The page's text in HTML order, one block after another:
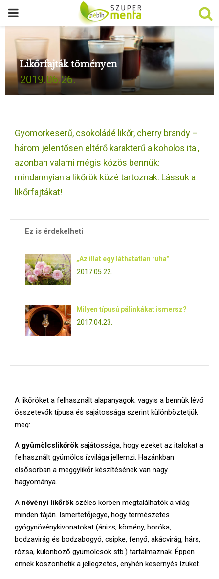
P
R
I
M
R
M
Likőrfajták töményen
2019.06.26.
Gyomorkeserű, csokoládé likőr, cherry brandy –
három jelentősen eltérő karakterű alkoholos ital,
azonban valami mégis közös bennük:
mindannyian a likőrök közé tartoznak. Lássuk a
likőrfajtákat!
Ez is érdekelheti
„Az illat egy láthatatlan ruha”
2017.05.22.
Milyen típusú pálinkákat ismersz?
2017.04.23.
A likőröket a felhasznált alapanyagok, vagyis a bennük lévő
összetevők típusa és sajátossága szerint különböztetjük
meg:
A gyümölcslikőrök sajátossága, hogy ezeket az italokat a
felhasznált gyümölcs ízvilága jellemzi. Hazánkban
elsősorban a meggylikőr készítésének van nagy
hagyománya.
A növényi likőrök széles körben megtalálhatók a világ
minden táján. Ismertetőjegye, hogy természetes
gyógynövénykivonatokat (ánizs, kömény, boróka,
bodzavirág és bodzabogyó, csipke, fenyő, akácvirág, hárs,
rózsa, különböző gyümölcsök stb.) tartalmaznak. Éppen
ennek köszönhetik a jellegzetes, enyhén kesernyés ízüket.